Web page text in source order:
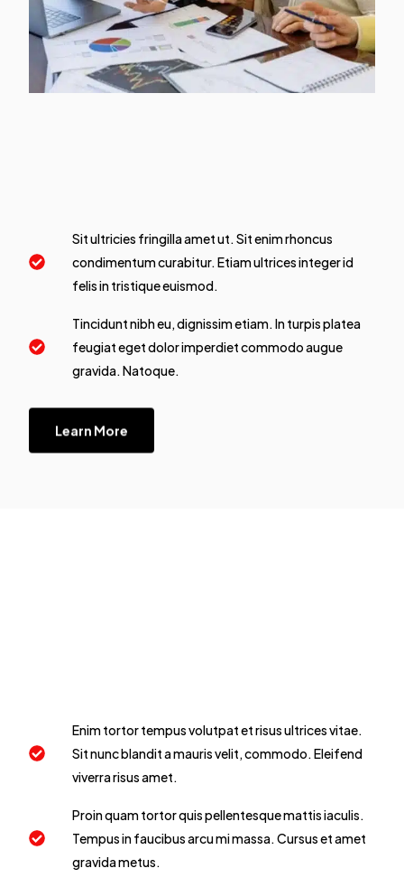
Sit ultricies fringilla amet ut. Sit enim rhoncus
condimentum curabitur. Etiam ultrices integer id
felis in tristique euismod.
Tincidunt nibh eu, dignissim etiam. In turpis platea
feugiat eget dolor imperdiet commodo augue
gravida. Natoque.
Learn More
Enim tortor tempus volutpat et risus ultrices vitae.
Sit nunc blandit a mauris velit, commodo. Eleifend
viverra risus amet.
Proin quam tortor quis pellentesque mattis iaculis.
Tempus in faucibus arcu mi massa. Cursus et amet
gravida metus.